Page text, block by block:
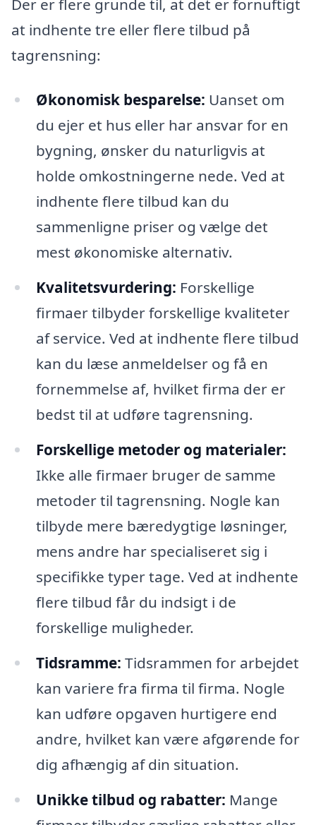
Der er flere grunde til, at det er fornuftigt
at indhente tre eller flere tilbud på
tagrensning:
Økonomisk besparelse: Uanset om
du ejer et hus eller har ansvar for en
bygning, ønsker du naturligvis at
holde omkostningerne nede. Ved at
indhente flere tilbud kan du
sammenligne priser og vælge det
mest økonomiske alternativ.
Kvalitetsvurdering: Forskellige
firmaer tilbyder forskellige kvaliteter
af service. Ved at indhente flere tilbud
kan du læse anmeldelser og få en
fornemmelse af, hvilket firma der er
bedst til at udføre tagrensning.
Forskellige metoder og materialer:
Ikke alle firmaer bruger de samme
metoder til tagrensning. Nogle kan
tilbyde mere bæredygtige løsninger,
mens andre har specialiseret sig i
specifikke typer tage. Ved at indhente
flere tilbud får du indsigt i de
forskellige muligheder.
Tidsramme: Tidsrammen for arbejdet
kan variere fra firma til firma. Nogle
kan udføre opgaven hurtigere end
andre, hvilket kan være afgørende for
dig afhængig af din situation.
Unikke tilbud og rabatter: Mange